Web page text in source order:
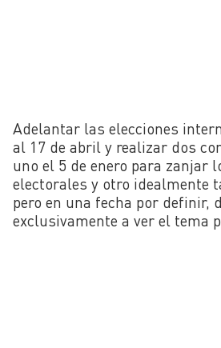
Adelantar las elecciones
al 17 de abril y realizar dos
uno el 5 de enero para zanjar
electorales y otro idealmente
pero en una fecha por definir,
exclusivamente a ver el tema